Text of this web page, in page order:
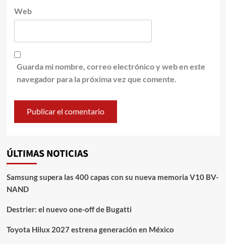
Web
Guarda mi nombre, correo electrónico y web en este
navegador para la próxima vez que comente.
ÚLTIMAS NOTICIAS
Samsung supera las 400 capas con su nueva memoria V10 BV-
NAND
Destrier: el nuevo one-off de Bugatti
Toyota Hilux 2027 estrena generación en México